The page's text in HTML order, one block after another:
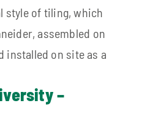
style of tiling, which
assembled on
installed on site as a
–